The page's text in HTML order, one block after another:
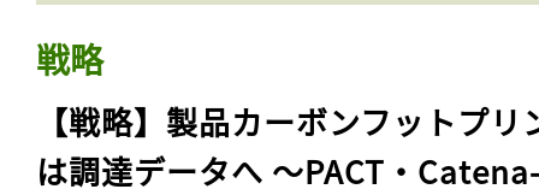
戦略
【戦略】製品カーボンフットプリ
は調達データへ 〜PACT・